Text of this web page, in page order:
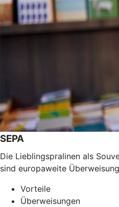
SEPA
Die Lieblingspralinen als
sind europaweite
Vorteile
Überweisungen